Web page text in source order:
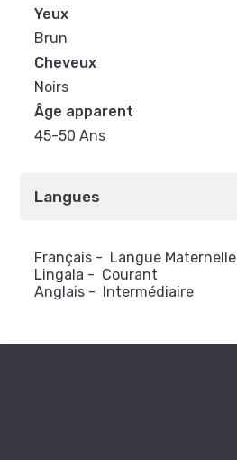
Yeux
Brun
Cheveux
Noirs
Âge apparent
45-50 Ans
Langues
Français - Langue Maternelle
Lingala - Courant
Anglais - Intermédiaire